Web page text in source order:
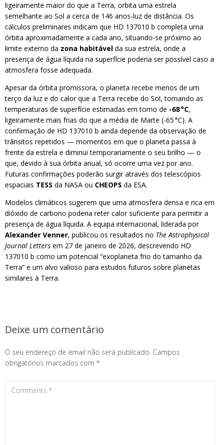
ligeiramente maior do que a Terra, orbita uma estrela
semelhante ao Sol a cerca de 146 anos-luz de distância. Os
cálculos preliminares indicam que HD 137010 b completa uma
órbita aproximadamente a cada ano, situando-se próximo ao
limite externo da zona habitável da sua estrela, onde a
presença de água líquida na superfície poderia ser possível caso a
atmosfera fosse adequada.
Apesar da órbita promissora, o planeta recebe menos de um
terço da luz e do calor que a Terra recebe do Sol, tornando as
temperaturas de superfície estimadas em torno de -68 °C,
ligeiramente mais frias do que a média de Marte (-65 °C). A
confirmação de HD 137010 b ainda depende da observação de
trânsitos repetidos — momentos em que o planeta passa à
frente da estrela e diminui temporariamente o seu brilho — o
que, devido à sua órbita anual, só ocorre uma vez por ano.
Futuras confirmações poderão surgir através dos telescópios
espaciais TESS da NASA ou CHEOPS da ESA.
Modelos climáticos sugerem que uma atmosfera densa e rica em
dióxido de carbono poderia reter calor suficiente para permitir a
presença de água líquida. A equipa internacional, liderada por
Alexander Venner, publicou os resultados no The Astrophysical
Journal Letters em 27 de janeiro de 2026, descrevendo HD
137010 b como um potencial “exoplaneta frio do tamanho da
Terra” e um alvo valioso para estudos futuros sobre planetas
similares à Terra.
Deixe um comentário
O seu endereço de email não será publicado. Campos
obrigatórios marcados com *